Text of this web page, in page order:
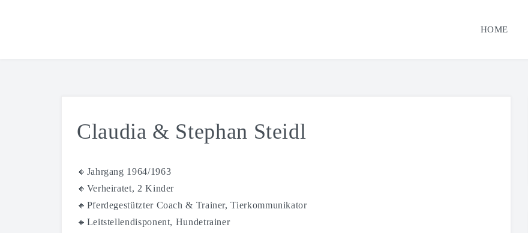
HOME
Claudia & Stephan Steidl
🔸Jahrgang 1964/1963
🔸Verheiratet, 2 Kinder
🔸Pferdegestützter Coach & Trainer, Tierkommunikator
🔸Leitstellendisponent, Hundetrainer